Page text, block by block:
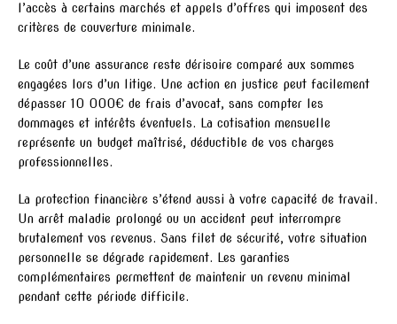
l’accès à certains marchés et appels d’offres qui imposent des
critères de couverture minimale.
Le coût d’une assurance reste dérisoire comparé aux sommes
engagées lors d’un litige. Une action en justice peut facilement
dépasser 10 000€ de frais d’avocat, sans compter les
dommages et intérêts éventuels. La cotisation mensuelle
représente un budget maîtrisé, déductible de vos charges
professionnelles.
La protection financière s’étend aussi à votre capacité de travail.
Un arrêt maladie prolongé ou un accident peut interrompre
brutalement vos revenus. Sans filet de sécurité, votre situation
personnelle se dégrade rapidement. Les garanties
complémentaires permettent de maintenir un revenu minimal
pendant cette période difficile.